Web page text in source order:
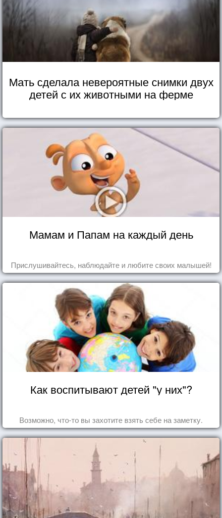
Мать сделала невероятные снимки двух
детей с их животными на ферме
Мамам и Папам на каждый день
Прислушивайтесь, наблюдайте и любите своих малышей!
Как воспитывают детей "у них"?
Возможно, что-то вы захотите взять себе на заметку.